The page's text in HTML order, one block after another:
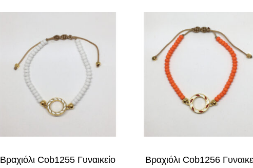
Βραχιόλι Cob1255 Γυναικείο Βραχιόλι Cob1256